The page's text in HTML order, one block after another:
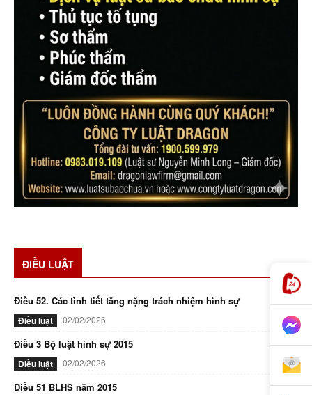
ĐIỀU LUẬT
Điều 52. Các tình tiết tăng nặng trách nhiệm hình sự
Điều luật 02/02/2026
Điều 3 Bộ luật hính sự 2015
Điều luật 02/02/2026
Điều 51 BLHS năm 2015